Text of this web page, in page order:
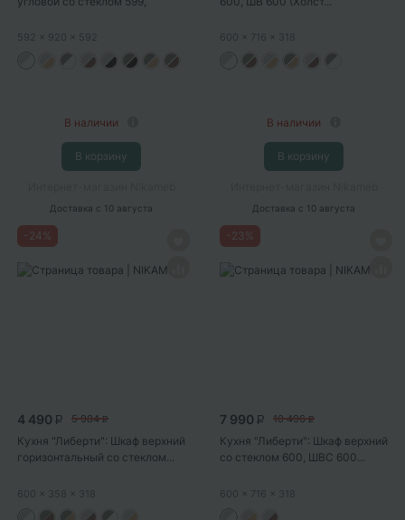
592 x 920 x 592
В наличии
В корзину
Доставка с 10 августа
600 x 716 x 318
В наличии
В корзину
Доставка с 10 августа
24 %
4 490 P 5 984 P
Кухня "Либерти": Шкаф верхний
горизонтальный со стеклом...
600 x 358 x 318
23 %
7 990 P 10 496 P
Кухня "Либерти": Шкаф верхний
со стеклом 600, ШВС 600...
600 x 716 x 318